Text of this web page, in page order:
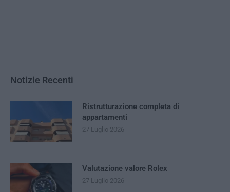
Notizie Recenti
Ristrutturazione completa di
appartamenti
27 Luglio 2026
Valutazione valore Rolex
27 Luglio 2026